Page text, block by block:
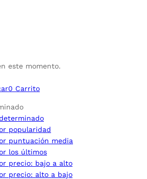
este momento.
0 Carrito
popularidad
puntuación media
los últimos
precio: bajo a alto
precio: alto a bajo